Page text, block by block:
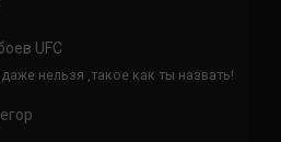
UFC
нельзя ,такое как ты назвать!